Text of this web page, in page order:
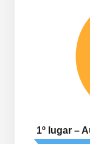
1º lugar –